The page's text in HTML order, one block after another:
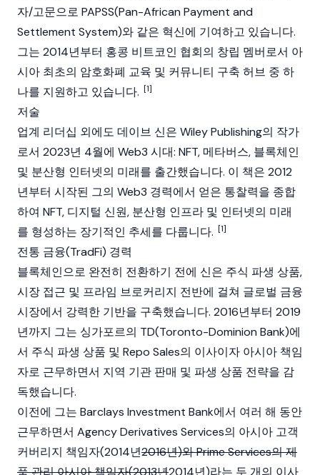
자/고문으로 PAPSS(Pan-African Payment and
Settlement System)와 같은 혁신에 기여하고 있습니다.
그는 2014년부터 홍콩 비트코인 협회의 창립 멤버로서 아
시아 최초의 암호화폐 교육 및 커뮤니티 구축 허브 중 하
나를 지원하고 있습니다. [1]
저술
업계 리더십 외에도 데이브 신은 Wiley Publishing의 작가
로서 2023년 4월에 Web3 시대: NFT, 메타버스, 블록체인
및 분산형 인터넷의 미래를 출간했습니다. 이 책은 2012
년부터 시작된 그의 Web3 경력에서 얻은 통찰력을 종합
하여 NFT, 디지털 신원, 분산형 인프라 및 인터넷의 미래
를 형성하는 장기적인 추세를 다룹니다. [1]
전통 금융(TradFi) 경력
블록체인으로 완전히 전환하기 전에 신은 주식 파생 상품,
시장 접근 및 프라임 브로커리지 전반에 걸쳐 글로벌 금융
시장에서 강력한 기반을 구축했습니다. 2016년부터 2019
년까지 그는 싱가포르의 TD(Toronto-Dominion Bank)에
서 주식 파생 상품 및 Repo Sales의 이사이자 아시아 책임
자로 근무하면서 지역 기관 판매 및 파생 상품 전략을 감
독했습니다.
이전에 그는 Barclays Investment Bank에서 여러 해 동안
근무하면서 Agency Derivatives Services의 아시아 고객
커버리지 책임자(2014년2016년)와 Prime Services의 제
품 관리 아시아 책임자(2013년2014년)라는 두 개의 이사